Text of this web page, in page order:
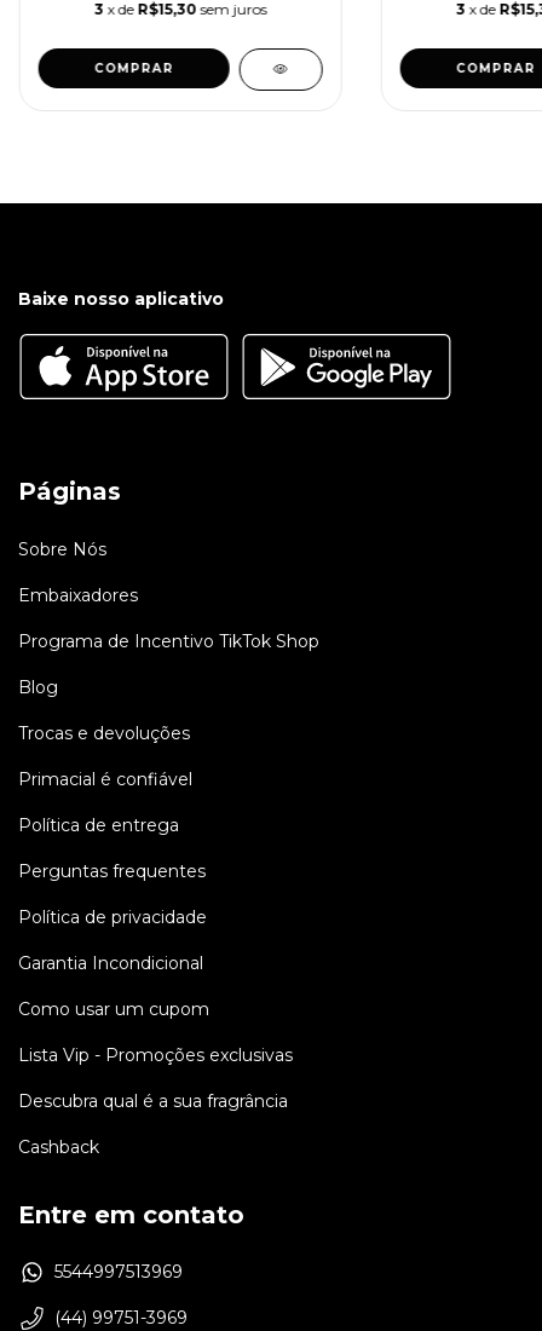
3 x de R$15,30 sem juros
COMPRAR
3 x de
COMPRAR
Baixe nosso aplicativo
Páginas
Sobre Nós
Embaixadores
Programa de Incentivo TikTok Shop
Blog
Trocas e devoluções
Primacial é confiável
Política de entrega
Perguntas frequentes
Política de privacidade
Garantia Incondicional
Como usar um cupom
Lista Vip - Promoções exclusivas
Descubra qual é a sua fragrância
Cashback
Entre em contato
5544997513969
(44) 99751-3969